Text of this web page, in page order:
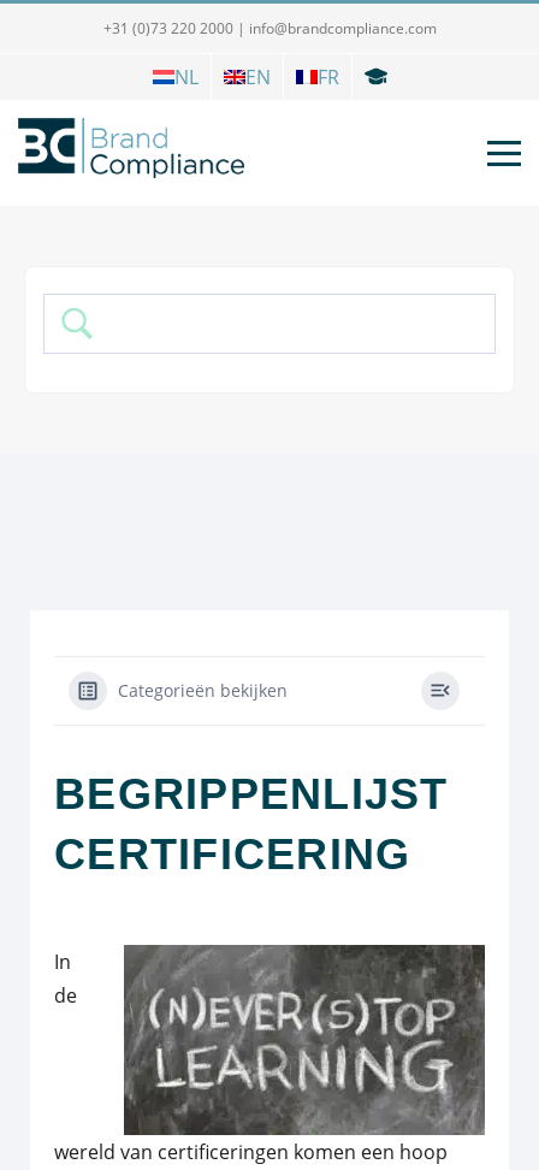
+31 (0)73 220 2000 | info@brandcompliance.com
NL EN FR
Categorieën bekijken
BEGRIPPENLIJST
CERTIFICERING
In
de
wereld van certificeringen komen een hoop